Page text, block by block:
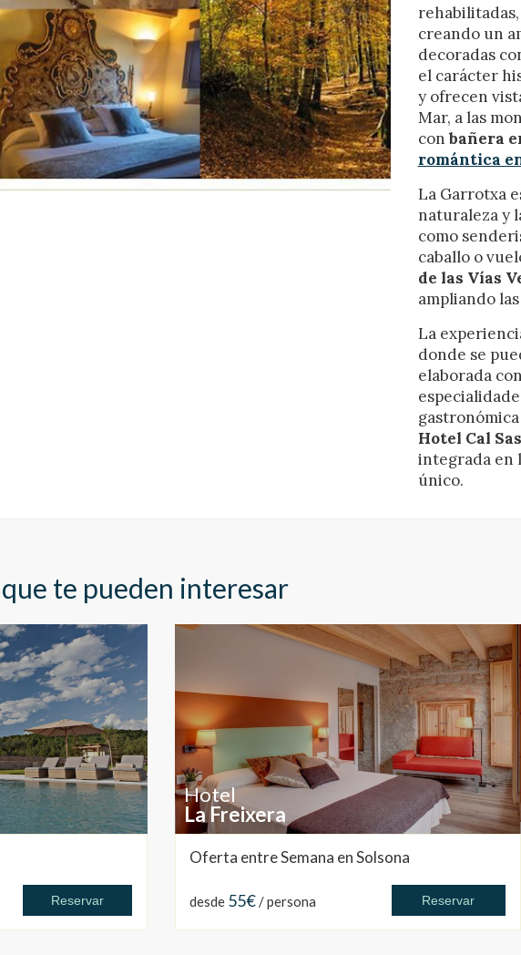
creando un
decoradas
el carácter
y ofrecen
Mar, a las
conbañera
romántica
La Garrotxa
naturaleza y
como
caballo o
de las Vías
ampliando
La
donde se
elaborada
Hotel Cal
integrada en
único.
te pueden interesar
Reservar
Hotel
La Freixera
Oferta entre Semana en Solsona
desde 55€/ persona Reservar
Marketing y publicidad
Estas cookies son utilizadas para almacenar información sobre las
elecciones personales del usuario a través de la observación continuada
hábitos de navegación. Gracias a ellas, podemos conocer los hábitos de
en el sitio web y mostrar publicidad relacionada con el perfil de
usuario.
Guardar configuración Aceptar todas